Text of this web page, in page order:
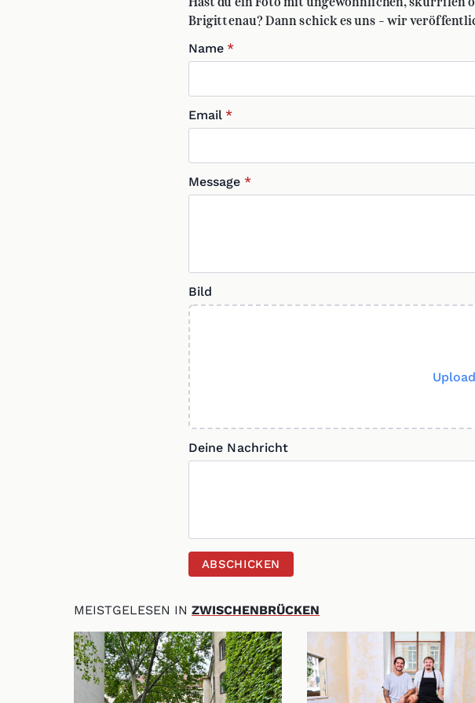
Brigittenau? Dann schick es uns – wir
Name *
Email *
Message *
Bild
Deine Nachricht
ABSCHICKEN
MEISTGELESEN INZWISCHENBRÜCKEN